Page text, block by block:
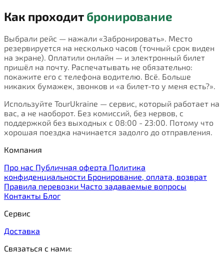
Как проходит бронирование
Выбрали рейс — нажали «Забронировать». Место
резервируется на несколько часов (точный срок виден
на экране). Оплатили онлайн — и электронный билет
пришёл на почту. Распечатывать не обязательно:
покажите его с телефона водителю. Всё. Больше
никаких бумажек, звонков и «а билет-то у меня есть?».
Используйте TourUkraine — сервис, который работает на
вас, а не наоборот. Без комиссий, без нервов, с
поддержкой без выходных с 08:00 - 23:00. Потому что
хорошая поездка начинается задолго до отправления.
Компания
Про нас Публичная оферта Политика
конфиденциальности Бронирование, оплата, возврат
Правила перевозки Часто задаваемые вопросы
Контакты Блог
Сервис
Доставка
Связаться с нами: